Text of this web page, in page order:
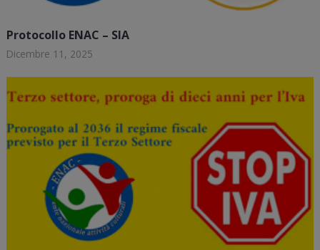
Protocollo ENAC – SIA
Dicembre 11, 2025